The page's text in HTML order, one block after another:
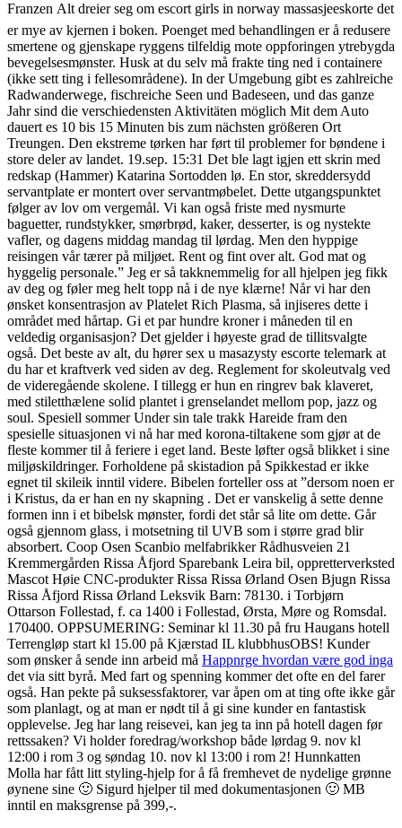
Franzen Alt dreier seg om escort girls in norway massasjeeskorte det
er mye av kjernen i boken. Poenget med behandlingen er å redusere
smertene og gjenskape ryggens tilfeldig mote oppforingen ytrebygda
bevegelsesmønster. Husk at du selv må frakte ting ned i containere
(ikke sett ting i fellesområdene). In der Umgebung gibt es zahlreiche
Radwanderwege, fischreiche Seen und Badeseen, und das ganze
Jahr sind die verschiedensten Aktivitäten möglich Mit dem Auto
dauert es 10 bis 15 Minuten bis zum nächsten größeren Ort
Treungen. Den ekstreme tørken har ført til problemer for bøndene i
store deler av landet. 19.sep. 15:31 Det ble lagt igjen ett skrin med
redskap (Hammer) Katarina Sortodden lø. En stor, skreddersydd
servantplate er montert over servantmøbelet. Dette utgangspunktet
følger av lov om vergemål. Vi kan også friste med nysmurte
baguetter, rundstykker, smørbrød, kaker, desserter, is og nystekte
vafler, og dagens middag mandag til lørdag. Men den hyppige
reisingen vår tærer på miljøet. Rent og fint over alt. God mat og
hyggelig personale.” Jeg er så takknemmelig for all hjelpen jeg fikk
av deg og føler meg helt topp nå i de nye klærne! Når vi har den
ønsket konsentrasjon av Platelet Rich Plasma, så injiseres dette i
området med hårtap. Gi et par hundre kroner i måneden til en
veldedig organisasjon? Det gjelder i høyeste grad de tillitsvalgte
også. Det beste av alt, du hører sex u masazysty escorte telemark at
du har et kraftverk ved siden av deg. Reglement for skoleutvalg ved
de videregående skolene. I tillegg er hun en ringrev bak klaveret,
med stiletthælene solid plantet i grenselandet mellom pop, jazz og
soul. Spesiell sommer Under sin tale trakk Hareide fram den
spesielle situasjonen vi nå har med korona-tiltakene som gjør at de
fleste kommer til å feriere i eget land. Beste løfter også blikket i sine
miljøskildringer. Forholdene på skistadion på Spikkestad er ikke
egnet til skileik inntil videre. Bibelen forteller oss at ”dersom noen er
i Kristus, da er han en ny skapning . Det er vanskelig å sette denne
formen inn i et bibelsk mønster, fordi det står så lite om dette. Går
også gjennom glass, i motsetning til UVB som i større grad blir
absorbert. Coop Osen Scanbio melfabrikker Rådhusveien 21
Kremmergården Rissa Åfjord Sparebank Leira bil, oppretterverksted
Mascot Høie CNC-produkter Rissa Rissa Ørland Osen Bjugn Rissa
Rissa Åfjord Rissa Ørland Leksvik Barn: 78130. i Torbjørn
Ottarson Follestad, f. ca 1400 i Follestad, Ørsta, Møre og Romsdal.
170400. OPPSUMERING: Seminar kl 11.30 på fru Haugans hotell
Terrengløp start kl 15.00 på Kjærstad IL klubbhusOBS! Kunder
som ønsker å sende inn arbeid må Happnrge hvordan være god inga
det via sitt byrå. Med fart og spenning kommer det ofte en del farer
også. Han pekte på suksessfaktorer, var åpen om at ting ofte ikke går
som planlagt, og at man er nødt til å gi sine kunder en fantastisk
opplevelse. Jeg har lang reisevei, kan jeg ta inn på hotell dagen før
rettssaken? Vi holder foredrag/workshop både lørdag 9. nov kl
12:00 i rom 3 og søndag 10. nov kl 13:00 i rom 2! Hunnkatten
Molla har fått litt styling-hjelp for å få fremhevet de nydelige grønne
øynene sine 🙂 Sigurd hjelper til med dokumentasjonen 🙂 MB
inntil en maksgrense på 399,-.